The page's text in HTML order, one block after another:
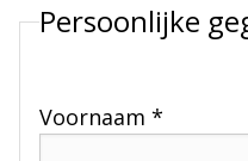
Persoonlijke
Voornaam *